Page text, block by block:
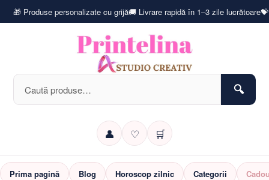
🎁 Produse personalizate cu grijă🚚 Livrare rapidă în 1–3 zile lucrătoare
Caută
după:
👤 ♡ 🛒
Prima pagină Blog Horoscop zilnic Categorii